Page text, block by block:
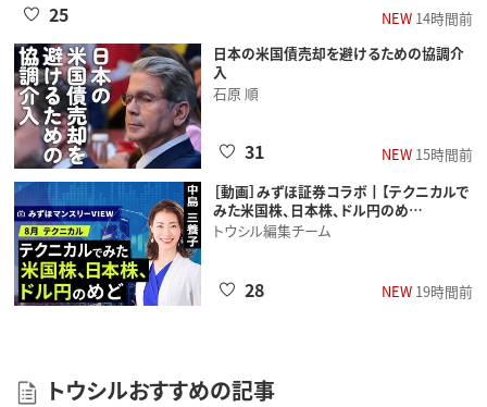
NEW14時間前
25
日本の米国債売却を避けるための協調介
入
石原 順
NEW15時間前
31
［動画］みずほ証券コラボ┃【テクニカルで
みた米国株、日本株、ドル円のめ…
トウシル編集チーム
NEW19時間前
28
トウシルおすすめの記事